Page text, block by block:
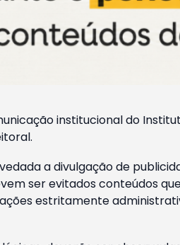
institucional do
a divulgação de
ser evitados conteúdos
estritamente